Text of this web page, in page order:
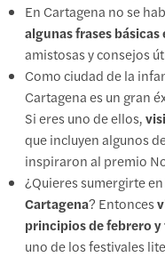
En Cartagena no se
algunas frases básicas
amistosas y consejos
Como ciudad de la
Cartagena es un gran
Si eres uno de ellos,
que incluyen algunos
inspiraron al premio
¿Quieres sumergirte en
Cartagena? Entonces
principios de febrero y
uno de los festivales